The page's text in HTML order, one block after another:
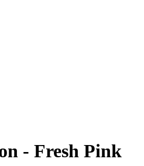
- Fresh Pink